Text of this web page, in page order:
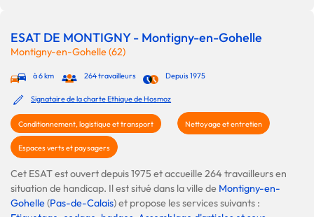
ESAT DE MONTIGNY - Montigny-en-Gohelle
Montigny-en-Gohelle (62)
à 6 km 264 travailleurs Depuis 1975
Signataire de la charte Ethique de Hosmoz
Conditionnement, logistique et transport Nettoyage et entretien
Espaces verts et paysagers
Cet ESAT est ouvert depuis 1975 et accueille 264 travailleurs en
situation de handicap. Il est situé dans la ville de Montigny-en-
Gohelle(Pas-de-Calais) et propose les services suivants :